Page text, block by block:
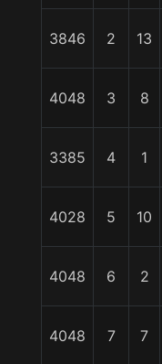
3846 2 13
4048 3 8
3385 4 1
4028 5 10
4048 6 2
4048 7 7